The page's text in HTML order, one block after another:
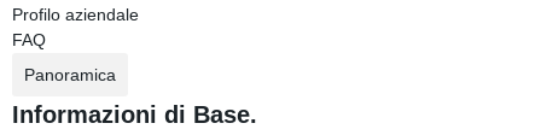
Profilo aziendale
FAQ
Panoramica
Informazioni di Base.